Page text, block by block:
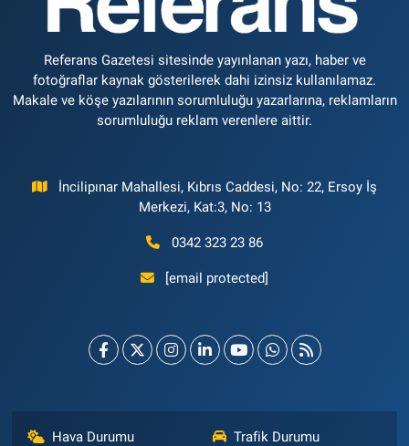
Referans Gazetesi sitesinde yayınlanan yazı, haber ve
fotoğraflar kaynak gösterilerek dahi izinsiz kullanılamaz.
Makale ve köşe yazılarının sorumluluğu yazarlarına, reklamların
sorumluluğu reklam verenlere aittir.
İncilipınar Mahallesi, Kıbrıs Caddesi, No: 22, Ersoy İş
Merkezi, Kat:3, No: 13
0342 323 23 86
[email protected]
Hava Durumu Trafik Durumu